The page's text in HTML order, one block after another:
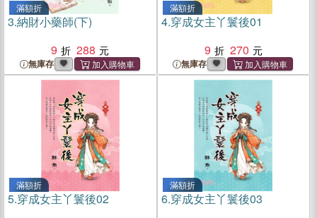
滿額折
3.納財小藥師(下)
9
288
無庫存
滿額折
4.穿成女主丫鬟後01
9
270
無庫存
滿額折
5.穿成女主丫鬟後02
滿額折
6.穿成女主丫鬟後03